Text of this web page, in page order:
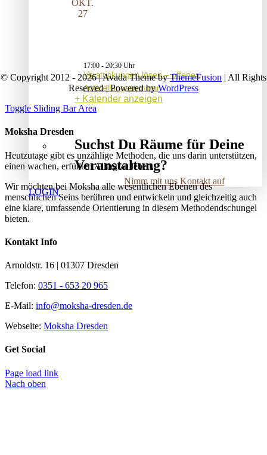
OKT.
27
17:00 - 20:30
Verstrickungen lösen – offenes
Aufstellungsseminar
Kalender anzeigen
Suchst Du Räume für Deine
Veranstaltung?
Nimm mit uns Kontakt auf
LOGIN
© Copyright 2012 - 2026 | Avada Theme byThemeFusion | All Rights
Reserved | Powered byWordPress
Toggle Sliding Bar Area
Moksha Dresden
Heutzutage gibt es unzählige Methoden, die uns darin unterstützen,
einen wachen, erfüllten Alltag zu leben.
Wir möchten bei Moksha alle wesent­lichen Ebenen des
menschlichen Seins berühren und entwickeln und gleichzeitig auch
eine klare, umfassende Orientierung in diesem Methodendschungel
bieten.
Kontakt Info
Arnoldstr. 16 | 01307 Dresden
Telefon: 0351 - 653 20 965
E-Mail: info@moksha-dresden.de
Webseite: Moksha Dresden
Get Social
Page load link
Nach oben